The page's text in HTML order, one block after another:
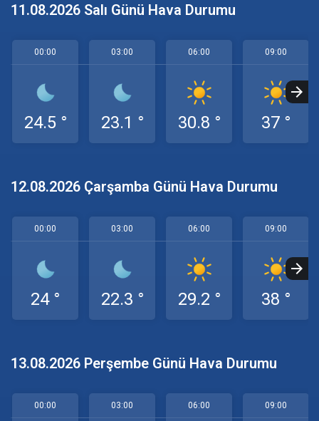
11.08.2026 Salı Günü Hava Durumu
00:00
24.5 °
03:00
23.1 °
06:00
30.8 °
09:00
37 °
12.08.2026 Çarşamba Günü Hava Durumu
00:00
24 °
03:00
22.3 °
06:00
29.2 °
09:00
38 °
13.08.2026 Perşembe Günü Hava Durumu
00:00 03:00 06:00 09:00